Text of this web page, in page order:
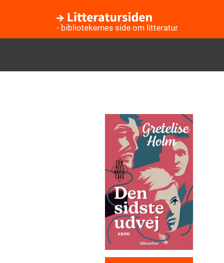
- bibliotekernes side om litteratur